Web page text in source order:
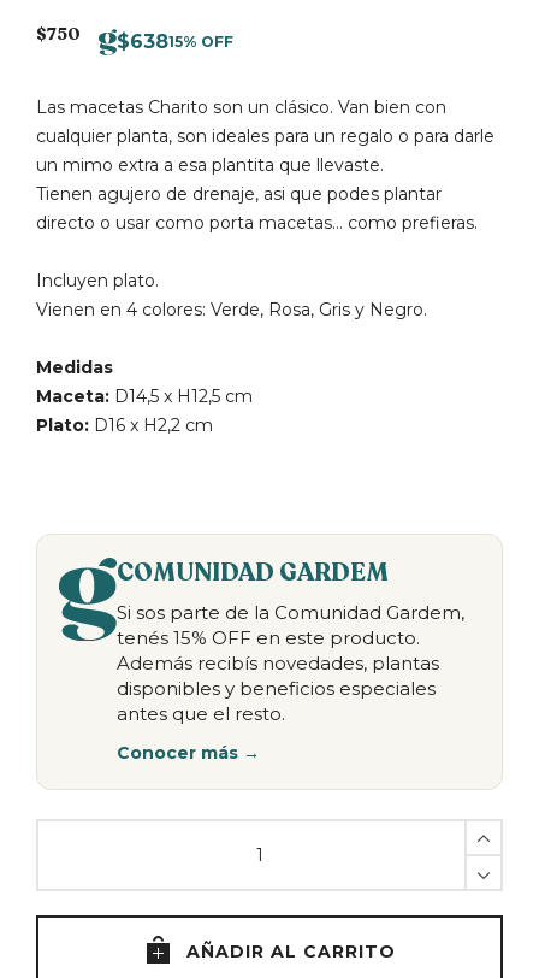
$750 $63815% OFF
Las macetas Charito son un clásico. Van bien con
cualquier planta, son ideales para un regalo o para darle
un mimo extra a esa plantita que llevaste.
Tienen agujero de drenaje, asi que podes plantar
directo o usar como porta macetas… como prefieras.
Incluyen plato.
Vienen en 4 colores: Verde, Rosa, Gris y Negro.
Medidas
Maceta: D14,5 x H12,5 cm
Plato: D16 x H2,2 cm
COMUNIDAD GARDEM
Si sos parte de la Comunidad Gardem,
tenés 15% OFF en este producto.
Además recibís novedades, plantas
disponibles y beneficios especiales
antes que el resto.
Conocer más →
-
VERDE
AÑADIR AL CARRITO